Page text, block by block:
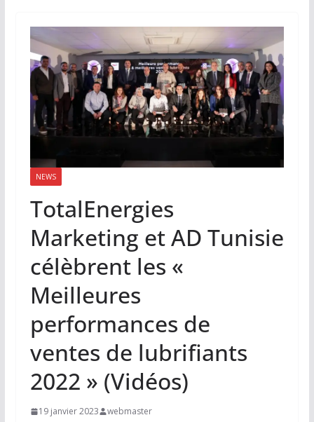
NEWS
TotalEnergies
Marketing et AD Tunisie
célèbrent les «
Meilleures
performances de
ventes de lubrifiants
2022 » (Vidéos)
19 janvier 2023 webmaster